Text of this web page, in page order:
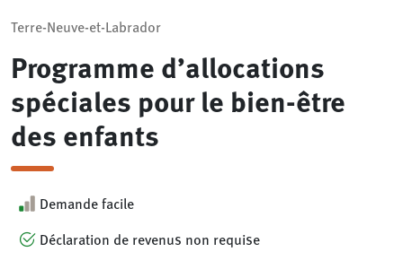
Terre-Neuve-et-Labrador
Programme d’allocations
spéciales pour le bien-être
des enfants
Demande facile
Déclaration de revenus non requise